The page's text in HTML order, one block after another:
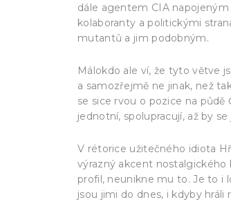
dále agentem CIA
kolaboranty a politickými
mutantů a jim podobným.
Málokdo ale ví, že tyto větve
a samozřejmě ne jinak, než
se sice rvou o pozice na půdě
jednotní, spolupracují, až by se
V rétorice užitečného idiota
výrazný akcent
profil, neunikne mu to. Je to i
jsou jimi do dnes, i kdyby